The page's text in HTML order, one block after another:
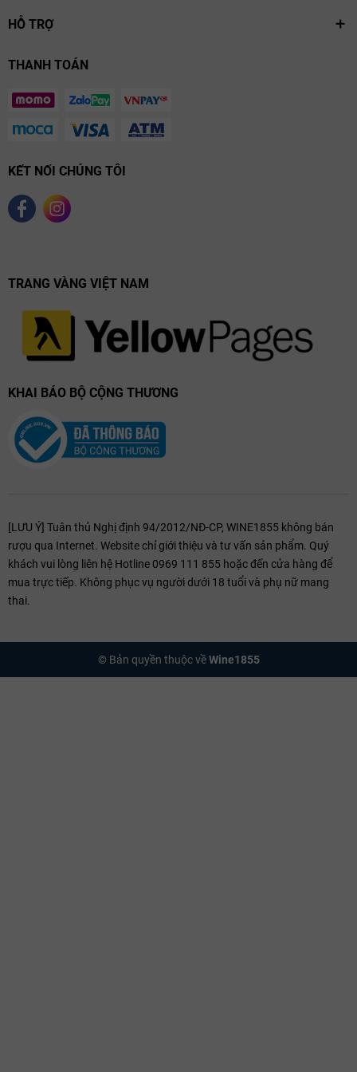
thể thưởng thức một ly rượu vang mà không cần mở toàn bộ
mà không lo rượu vang bị hỏng do nút chai đã bị thủng và bị oxi
HỖ TRỢ
THANH TOÁN
KẾT NỐI CHÚNG TÔI
TRANG VÀNG VIỆT NAM
KHAI BÁO BỘ CỘNG THƯƠNG
[LƯU Ý] Tuân thủ Nghị định 94/2012/NĐ-CP, WINE1855 không bán
rượu qua Internet. Website chỉ giới thiệu và tư vấn sản phẩm. Quý
khách vui lòng liên hệ Hotline 0969 111 855 hoặc đến cửa hàng để
mua trực tiếp. Không phục vụ người dưới 18 tuổi và phụ nữ mang
thai.
© Bản quyền thuộc vềWine1855